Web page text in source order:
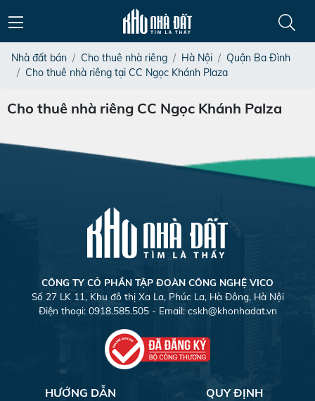
Nhà đất bán Cho thuê nhà riêng Hà Nội
Quận Ba Đình
Cho thuê nhà riêng tại CC Ngọc Khánh Plaza
Cho thuê nhà riêng CC Ngọc Khánh Palza
CÔNG TY CỎ PHẦN TẬP ĐOÀN CÔNG NGHỆ VICO
Số 27 LK 11, Khu đô thị Xa La, Phúc La, Hà Đông, Hà Nội
Điện thoại: 0918.585.505 - Email: cskh@khonhadat.vn
HƯỚNG DẪN QUY ĐỊNH